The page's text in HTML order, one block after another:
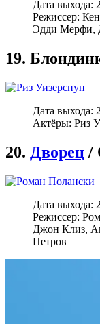
Дата выхода:
Режиссер:
Эдди Мерфи,
19.
Дата
Актёры: Риз
20. Дворец /
Дата выхода:
Режиссер:
Джон Клиз,
Петров